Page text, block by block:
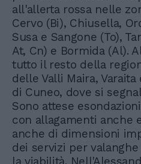
all'allerta rossa nelle
Cervo (Bi), Chiusella,
Susa e Sangone (To),
At, Cn) e Bormida (Al).
tutto il resto della
delle Valli Maira,
di Cuneo, dove si
Sono attese
con allagamenti anche
anche di dimensioni
dei servizi per